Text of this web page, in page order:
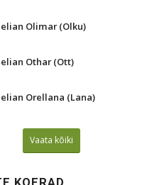
Olimar (Olku)
Othar (Ott)
Orellana (Lana)
Vaata kõiki